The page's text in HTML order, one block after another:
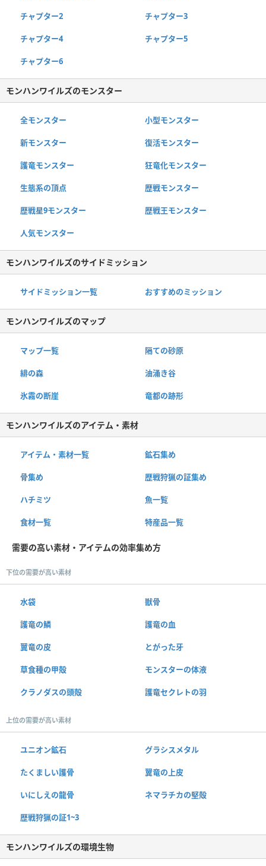
チャプター2 チャプター3
チャプター4 チャプター5
チャプター6
モンハンワイルズのモンスター
全モンスター 小型モンスター
新モンスター 復活モンスター
護竜モンスター 狂竜化モンスター
生態系の頂点 歴戦モンスター
歴戦星9モンスター 歴戦王モンスター
人気モンスター
モンハンワイルズのサイドミッション
サイドミッション一覧 おすすめのミッション
モンハンワイルズのマップ
マップ一覧 隔ての砂原
緋の森 油涌き谷
氷霧の断崖 竜都の跡形
モンハンワイルズのアイテム・素材
アイテム・素材一覧 鉱石集め
骨集め 歴戦狩猟の証集め
ハチミツ 魚一覧
食材一覧 特産品一覧
需要の高い素材・アイテムの効率集め方
下位の需要が高い素材
水袋 獣骨
護竜の鱗 護竜の血
翼竜の皮 とがった牙
草食種の甲殻 モンスターの体液
クラノダスの頭殻 護竜セクレトの羽
上位の需要が高い素材
ユニオン鉱石 グラシスメタル
たくましい護骨 翼竜の上皮
いにしえの龍骨 ネマラチカの堅殻
歴戦狩猟の証1~3
モンハンワイルズの環境生物